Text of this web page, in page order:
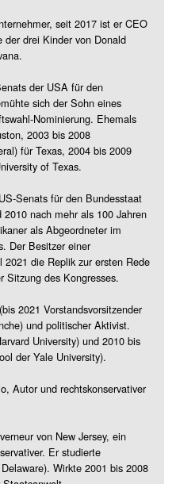
seit 2017 ist er CEO
der drei Kinder von Donald
der USA für den
sich der Sohn eines
Nominierung. Ehemals
2003 bis 2008
für Texas, 2004 bis 2009
of Texas.
Senats für den Bundesstaat
nach mehr als 100 Jahren
als Abgeordneter im
Der Besitzer einer
die Replik zur ersten Rede
Sitzung des Kongresses.
2021 Vorstandsvorsitzender
und politischer Aktivist.
University) und 2010 bis
der Yale University).
Autor und rechtskonservativer
von New Jersey, ein
Er studierte
Wirkte 2001 bis 2008